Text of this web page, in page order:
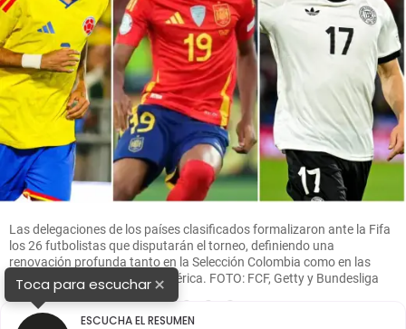
Las delegaciones de los países clasificados formalizaron ante la Fifa
los 26 futbolistas que disputarán el torneo, definiendo una
renovación profunda tanto en la Selección Colombia como en las
potencias de Europa y Sudamérica. FOTO: FCF, Getty y Bundesliga
1
Toca para escuchar×
ESCUCHA EL RESUMEN